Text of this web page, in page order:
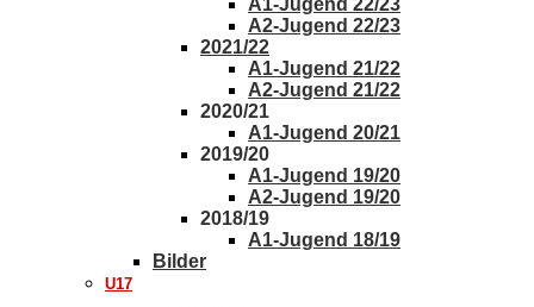
A1-Jugend 22/23
A2-Jugend 22/23
2021/22
A1-Jugend 21/22
A2-Jugend 21/22
2020/21
A1-Jugend 20/21
2019/20
A1-Jugend 19/20
A2-Jugend 19/20
2018/19
A1-Jugend 18/19
Bilder
U17